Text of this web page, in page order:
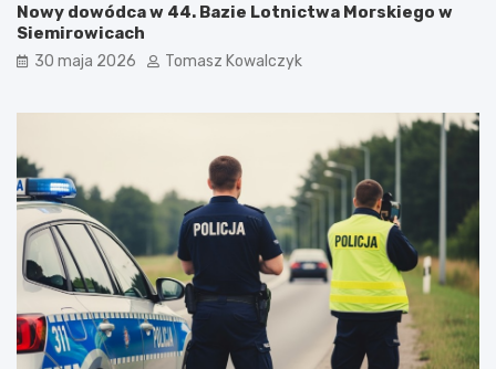
Nowy dowódca w 44. Bazie Lotnictwa Morskiego w
Siemirowicach
30 maja 2026 Tomasz Kowalczyk